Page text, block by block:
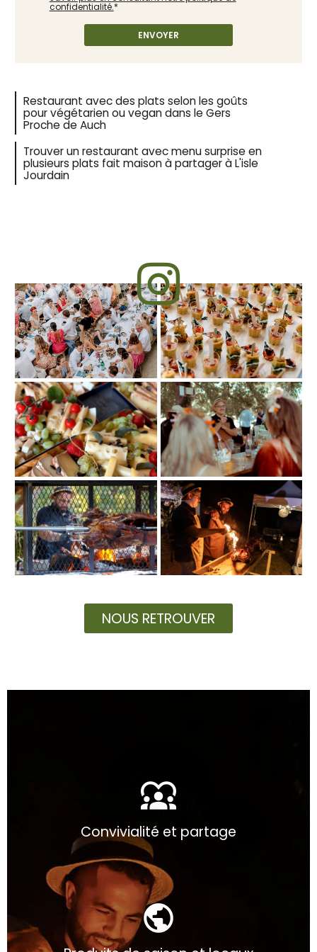
confidentialité.*
Restaurant avec des plats selon les goûts
pour végétarien ou vegan dans le Gers
Proche de Auch
Trouver un restaurant avec menu surprise en
plusieurs plats fait maison à partager à L'isle
Jourdain
NOUS RETROUVER
diversity_1
Convivialité et partage
public